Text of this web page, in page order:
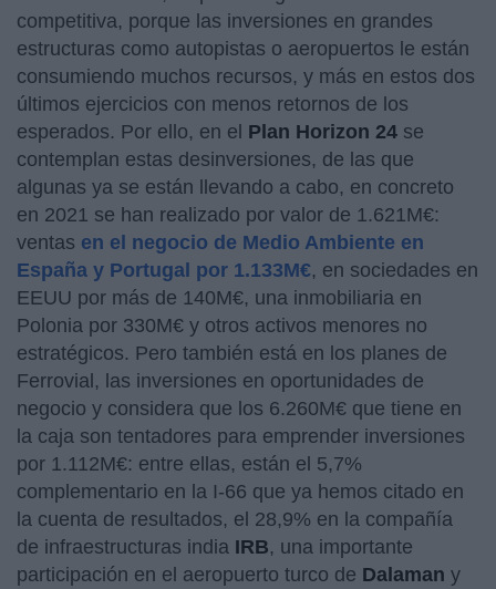
competitiva, porque las inversiones en grandes
estructuras como autopistas o aeropuertos le están
consumiendo muchos recursos, y más en estos dos
últimos ejercicios con menos retornos de los
esperados. Por ello, en el Plan Horizon 24 se
contemplan estas desinversiones, de las que
algunas ya se están llevando a cabo, en concreto
en 2021 se han realizado por valor de 1.621M€:
ventas en el negocio de Medio Ambiente en
España y Portugal por 1.133M€, en sociedades en
EEUU por más de 140M€, una inmobiliaria en
Polonia por 330M€ y otros activos menores no
estratégicos. Pero también está en los planes de
Ferrovial, las inversiones en oportunidades de
negocio y considera que los 6.260M€ que tiene en
la caja son tentadores para emprender inversiones
por 1.112M€: entre ellas, están el 5,7%
complementario en la I-66 que ya hemos citado en
la cuenta de resultados, el 28,9% en la compañía
de infraestructuras india IRB, una importante
participación en el aeropuerto turco de Dalaman y